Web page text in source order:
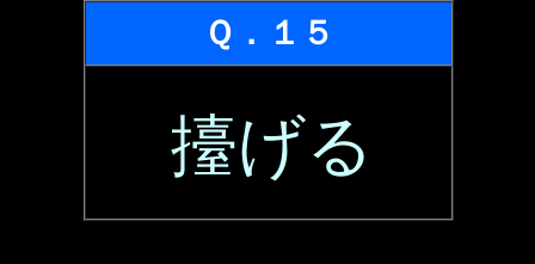
Ｑ．１５
擡げる